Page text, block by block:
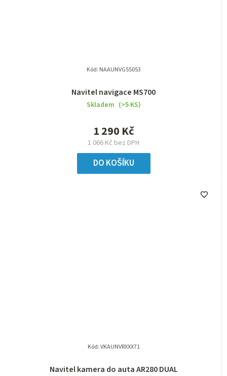
Navitel navigace MS700
Skladem (>5 KS)
1 066 Kč bez DPH
1 290 Kč
DO KOŠÍKU
Kód: NAAUNVG55053
Navitel kamera do auta AR280 DUAL
Kód:VKAUNVRXXX71